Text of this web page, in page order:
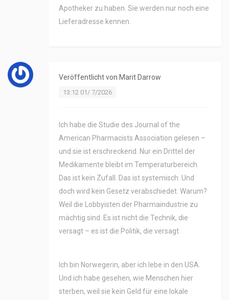
Apotheker zu haben. Sie werden nur noch eine
Lieferadresse kennen.
Veröffentlicht von Marit Darrow
13:12 01/ 7/2026
Ich habe die Studie des Journal of the
American Pharmacists Association gelesen –
und sie ist erschreckend. Nur ein Drittel der
Medikamente bleibt im Temperaturbereich.
Das ist kein Zufall. Das ist systemisch. Und
doch wird kein Gesetz verabschiedet. Warum?
Weil die Lobbyisten der Pharmaindustrie zu
mächtig sind. Es ist nicht die Technik, die
versagt – es ist die Politik, die versagt.
Ich bin Norwegerin, aber ich lebe in den USA.
Und ich habe gesehen, wie Menschen hier
sterben, weil sie kein Geld für eine lokale